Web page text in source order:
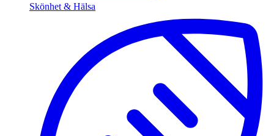
Skönhet & Hälsa